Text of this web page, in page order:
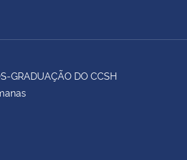
GRADUAÇÃO DO CCSH